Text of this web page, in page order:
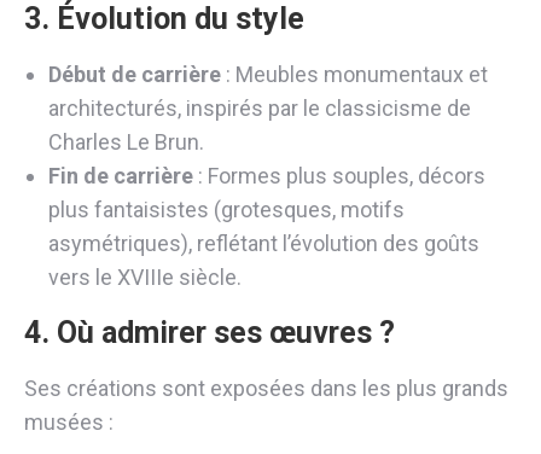
3. Évolution du style
Début de carrière : Meubles monumentaux et
architecturés, inspirés par le classicisme de
Charles Le Brun.
Fin de carrière : Formes plus souples, décors
plus fantaisistes (grotesques, motifs
asymétriques), reflétant l’évolution des goûts
vers le XVIIIe siècle.
4. Où admirer ses œuvres ?
Ses créations sont exposées dans les plus grands
musées :